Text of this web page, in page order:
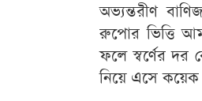
অভ্যন্তরীণ
রুপোর ভিত্তি
ফলে স্বর্ণের দর
নিয়ে এসে কয়েক